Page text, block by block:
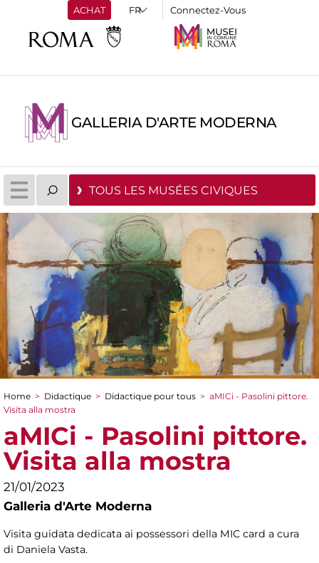
ACHAT Connectez-Vous
GALLERIA D'ARTE MODERNA
TOUS LES MUSÉES CIVIQUES
You are here
Home > Didactique > Didactique pour tous > aMICi - Pasolini pittore.
Visita alla mostra
aMICi - Pasolini pittore.
Visita alla mostra
21/01/2023
Galleria d'Arte Moderna
Visita guidata dedicata ai possessori della MIC card a cura
di Daniela Vasta.